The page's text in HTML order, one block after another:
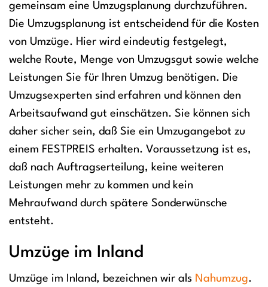
gemeinsam eine Umzugsplanung durchzuführen.
Die Umzugsplanung ist entscheidend für die Kosten
von Umzüge. Hier wird eindeutig festgelegt,
welche Route, Menge von Umzugsgut sowie welche
Leistungen Sie für Ihren Umzug benötigen. Die
Umzugsexperten sind erfahren und können den
Arbeitsaufwand gut einschätzen. Sie können sich
daher sicher sein, daß Sie ein Umzugangebot zu
einem FESTPREIS erhalten. Voraussetzung ist es,
daß nach Auftragserteilung, keine weiteren
Leistungen mehr zu kommen und kein
Mehraufwand durch spätere Sonderwünsche
entsteht.
Umzüge im Inland
Umzüge im Inland, bezeichnen wir als Nahumzug.